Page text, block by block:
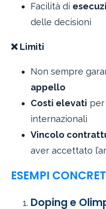
Facilità di
delle decisioni
❌ Limiti
Non sempre
appello
Costi elevati
internazionali
Vincolo
aver accettato
ESEMPI
Doping e